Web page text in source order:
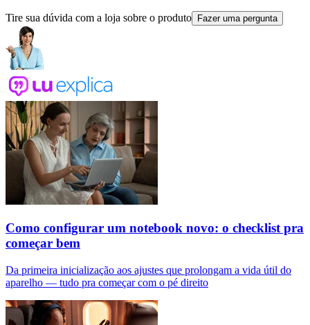
Tire sua dúvida com a loja sobre o produto Fazer uma pergunta
Como configurar um notebook novo: o checklist pra
começar bem
Da primeira inicialização aos ajustes que prolongam a vida útil do
aparelho — tudo pra começar com o pé direito